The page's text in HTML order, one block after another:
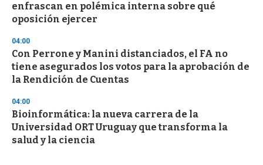
enfrascan en polémica interna sobre qué
oposición ejercer
04:00
Con Perrone y Manini distanciados, el FA no
tiene asegurados los votos para la aprobación de
la Rendición de Cuentas
04:00
Bioinformática: la nueva carrera de la
Universidad ORT Uruguay que transforma la
salud y la ciencia